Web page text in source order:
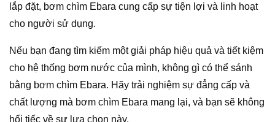
lắp đặt, bơm chìm Ebara cung cấp sự tiện lợi và linh hoạt
cho người sử dụng.
Nếu bạn đang tìm kiếm một giải pháp hiệu quả và tiết kiệm
cho hệ thống bơm nước của mình, không gì có thể sánh
bằng bơm chìm Ebara. Hãy trải nghiệm sự đẳng cấp và
chất lượng mà bơm chìm Ebara mang lại, và bạn sẽ không
hối tiếc về sự lựa chọn này.